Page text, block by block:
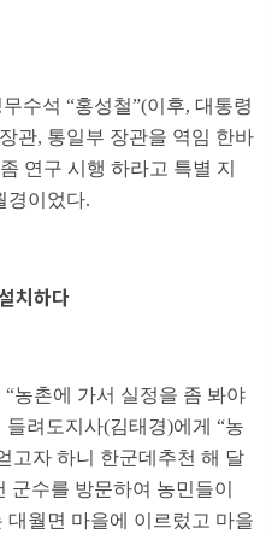
수석 “홍성철”(이후, 대통령
관, 통일부 장관을 역임 한바
연구 시행 하라고 특별 지
경이었다.
치하다
농촌에 가서 실정을 좀 봐야
려도지사(김태경)에게 “농
고자 하니 한군데추천 해 달
군수를 방문하여 농민들이
월면 마을에 이르렀고 마을